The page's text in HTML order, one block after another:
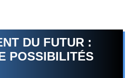
DU FUTUR :
POSSIBILITÉS